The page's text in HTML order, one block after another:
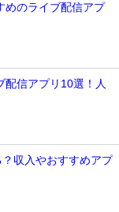
めのライブ配信アプ
配信アプリ10選！人
収入やおすすめアプ